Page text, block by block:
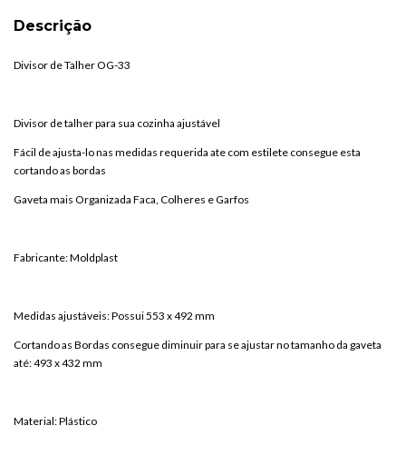
Descrição
Divisor de Talher OG-33
Divisor de talher para sua cozinha ajustável
Fácil de ajusta-lo nas medidas requerida ate com estilete consegue esta
cortando as bordas
Gaveta mais Organizada Faca, Colheres e Garfos
Fabricante: Moldplast
Medidas ajustáveis: Possui 553 x 492 mm
Cortando as Bordas consegue diminuir para se ajustar no tamanho da gaveta
até: 493 x 432 mm
Material: Plástico